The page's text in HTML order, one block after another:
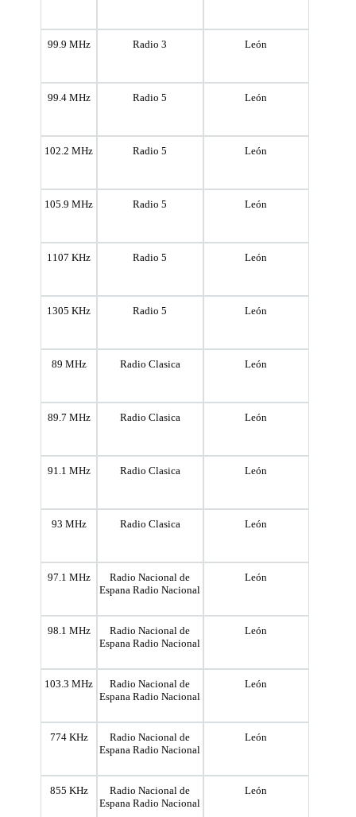
99.9 MHz Radio 3 León
99.4 MHz Radio 5 León
102.2 MHz Radio 5 León
105.9 MHz Radio 5 León
1107 KHz Radio 5 León
1305 KHz Radio 5 León
89 MHz Radio Clasica León
89.7 MHz Radio Clasica León
91.1 MHz Radio Clasica León
93 MHz Radio Clasica León
97.1 MHz
Radio Nacional de
Espana Radio Nacional
León
98.1 MHz
Radio Nacional de
Espana Radio Nacional
León
103.3 MHz
Radio Nacional de
Espana Radio Nacional
León
774 KHz
Radio Nacional de
Espana Radio Nacional
León
855 KHz
Radio Nacional de
Espana Radio Nacional
León